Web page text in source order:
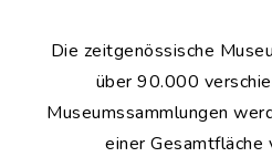
Die zeitgenössische
über 90.000
Museumssammlungen
einer